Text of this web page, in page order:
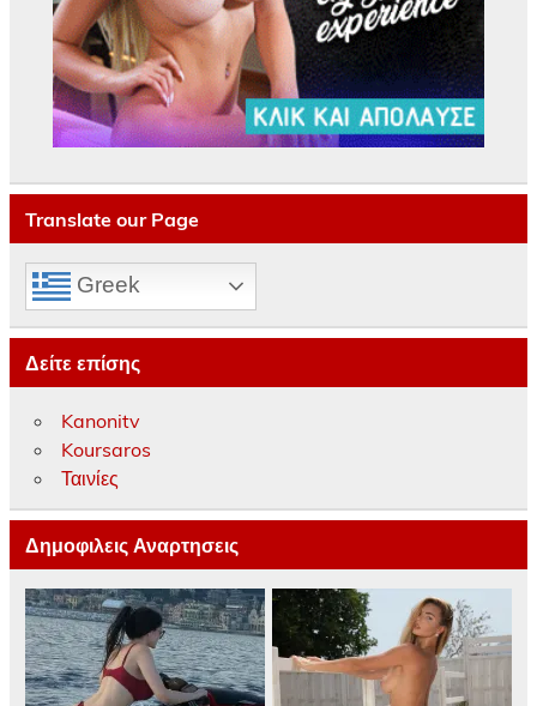
Translate our Page
Greek
Δείτε επίσης
Kanonitv
Koursaros
Ταινίες
Δημοφιλεις Αναρτησεις